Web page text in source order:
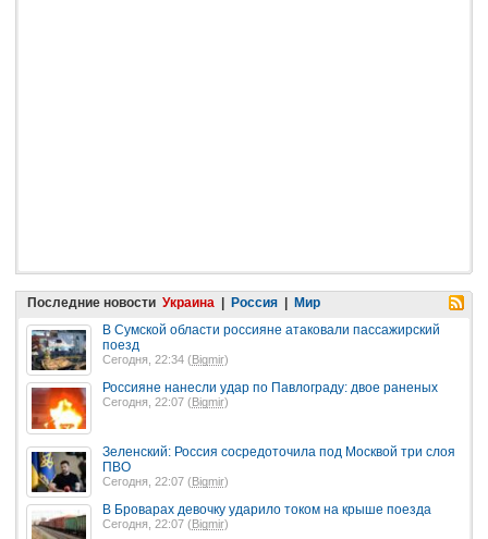
Последние новости Украина | Россия | Мир
В Сумской области россияне атаковали пассажирский
поезд
Сегодня, 22:34 (Bigmir)
Россияне нанесли удар по Павлограду: двое раненых
Сегодня, 22:07 ( Bigmir)
Зеленский: Россия сосредоточила под Москвой три слоя
ПВО
Сегодня, 22:07 (Bigmir)
В Броварах девочку ударило током на крыше поезда
Сегодня, 22:07 ( Bigmir)